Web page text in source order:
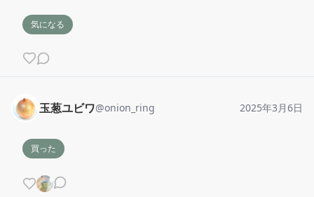
気になる
玉葱ユビワ@onion_ring 2025年3月6日
買った